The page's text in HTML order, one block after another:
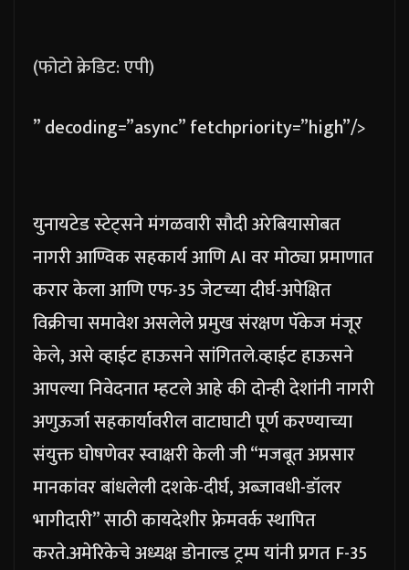
(फोटो क्रेडिट: एपी)
” decoding=”async” fetchpriority=”high”/>
युनायटेड स्टेट्सने मंगळवारी सौदी अरेबियासोबत
नागरी आण्विक सहकार्य आणि AI वर मोठ्या प्रमाणात
करार केला आणि एफ-35 जेटच्या दीर्घ-अपेक्षित
विक्रीचा समावेश असलेले प्रमुख संरक्षण पॅकेज मंजूर
केले, असे व्हाईट हाऊसने सांगितले.व्हाईट हाऊसने
आपल्या निवेदनात म्हटले आहे की दोन्ही देशांनी नागरी
अणुऊर्जा सहकार्यावरील वाटाघाटी पूर्ण करण्याच्या
संयुक्त घोषणेवर स्वाक्षरी केली जी “मजबूत अप्रसार
मानकांवर बांधलेली दशके-दीर्घ, अब्जावधी-डॉलर
भागीदारी” साठी कायदेशीर फ्रेमवर्क स्थापित
करते.अमेरिकेचे अध्यक्ष डोनाल्ड ट्रम्प यांनी प्रगत F-35